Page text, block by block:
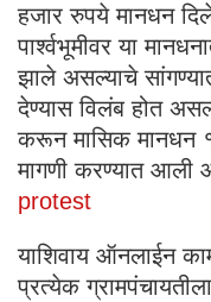
हजार रुपये मानधन दिले
पार्श्वभूमीवर या
झाले असल्याचे
देण्यास विलंब होत
करून मासिक मानधन
मागणी करण्यात आली
protest
याशिवाय ऑनलाईन
प्रत्येक